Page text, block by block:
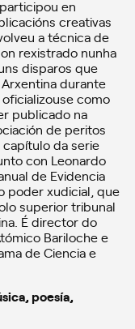
en
creativas
a técnica de
rexistrado nunha
disparos que
durante
como
publicado na
de peritos
capítulo da serie
con Leonardo
de Evidencia
poder xudicial, que
superior tribunal
É director do
Bariloche e
de Ciencia e
poesía,